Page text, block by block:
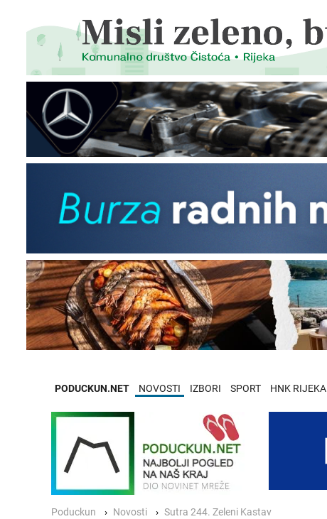
PODUCKUN.NET NOVOSTI IZBORI SPORT HNK RIJEKA
Poduckun Novosti Sutra 244. Zeleni Kastav